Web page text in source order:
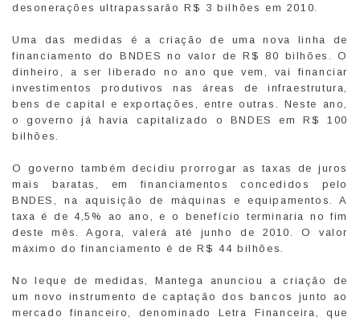
desonerações ultrapassarão R$ 3 bilhões em 2010.
Uma das medidas é a criação de uma nova linha de
financiamento do BNDES no valor de R$ 80 bilhões. O
dinheiro, a ser liberado no ano que vem, vai financiar
investimentos produtivos nas áreas de infraestrutura,
bens de capital e exportações, entre outras. Neste ano,
o governo já havia capitalizado o BNDES em R$ 100
bilhões.
O governo também decidiu prorrogar as taxas de juros
mais baratas, em financiamentos concedidos pelo
BNDES, na aquisição de máquinas e equipamentos. A
taxa é de 4,5% ao ano, e o benefício terminaria no fim
deste mês. Agora, valerá até junho de 2010. O valor
máximo do financiamento é de R$ 44 bilhões.
No leque de medidas, Mantega anunciou a criação de
um novo instrumento de captação dos bancos junto ao
mercado financeiro, denominado Letra Financeira, que